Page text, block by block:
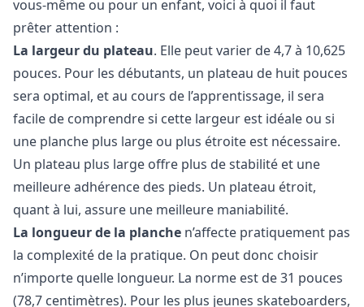
vous-même ou pour un enfant, voici à quoi il faut
prêter attention :
La largeur du plateau. Elle peut varier de 4,7 à 10,625
pouces. Pour les débutants, un plateau de huit pouces
sera optimal, et au cours de l’apprentissage, il sera
facile de comprendre si cette largeur est idéale ou si
une planche plus large ou plus étroite est nécessaire.
Un plateau plus large offre plus de stabilité et une
meilleure adhérence des pieds. Un plateau étroit,
quant à lui, assure une meilleure maniabilité.
La longueur de la planche n’affecte pratiquement pas
la complexité de la pratique. On peut donc choisir
n’importe quelle longueur. La norme est de 31 pouces
(78,7 centimètres). Pour les plus jeunes skateboarders,